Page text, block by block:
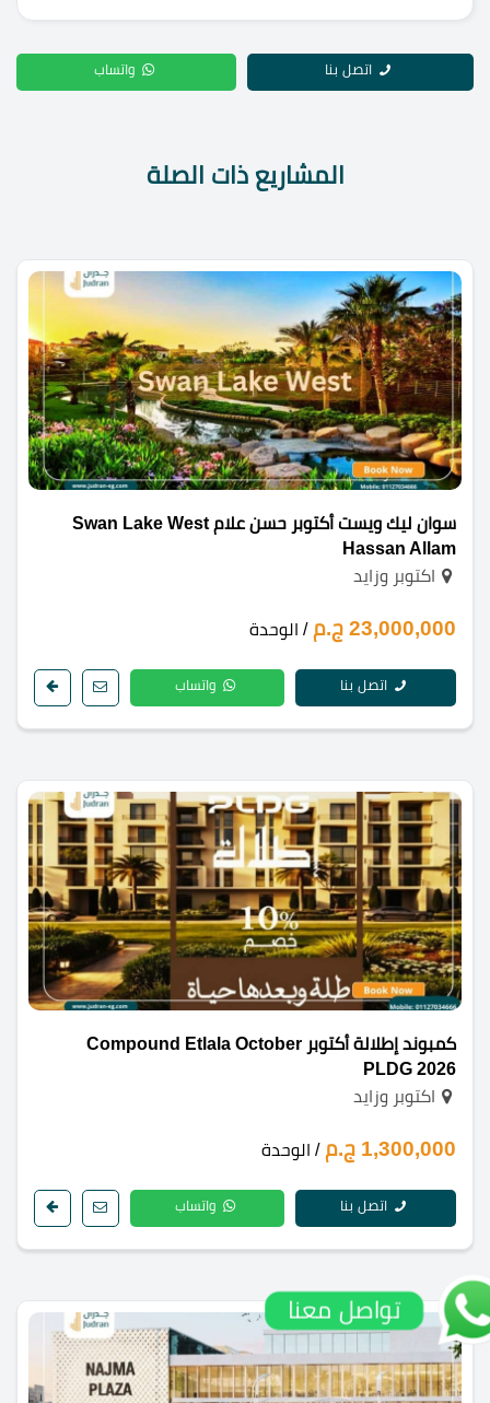
اتصل بنا واتساب
المشاريع ذات الصلة
سوان ليك ويست أكتوبر حسن علام Swan Lake West
Hassan Allam
اكتوبر وزايد
23,000,000 ج.م / الوحدة
اتصل بنا واتساب
كمبوند إطلالة أكتوبر Compound Etlala October
PLDG 2026
اكتوبر وزايد
1,300,000 ج.م / الوحدة
اتصل بنا واتساب
تواصل معنا